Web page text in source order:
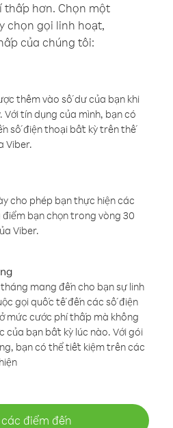
thấp hơn. Chọn một
chọn gọi linh hoạt,
của chúng tôi:
thêm vào số dư của bạn khi
Với tín dụng của mình, bạn có
số điện thoại bất kỳ trên thế
Viber.
cho phép bạn thực hiện các
bạn chọn trong vòng 30
Viber.
mang đến cho bạn sự linh
gọi quốc tế đến các số điện
mức cước phí thấp mà không
của bạn bất kỳ lúc nào. Với gói
bạn có thể tiết kiệm trên các
điểm đến